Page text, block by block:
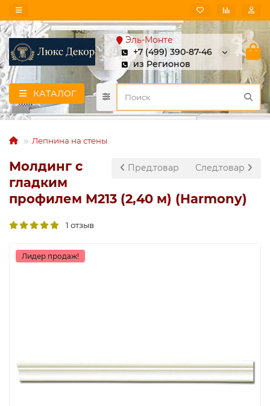
Эль-Монте
+7 (499) 390-87-46
из Регионов
КАТАЛОГ
Лепнина на стены
Пред.товар След.товар
Молдинг с
гладким
профилем M213 (2,40 м) (Harmony)
1 отзыв
Лидер продаж!